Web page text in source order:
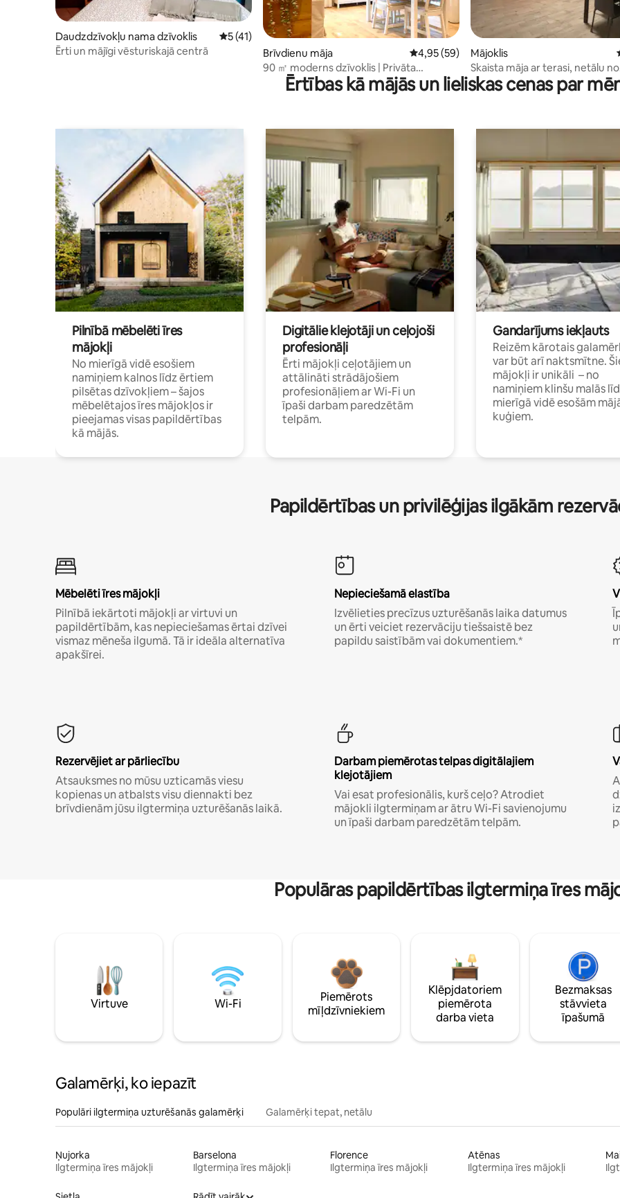
Daudzdzīvokļu nama dzīvoklis Vidējais vērtējums: 5 no 5, atsauksmju skaits: 41
5 (41)
Ērti un mājīgi vēsturiskajā centrā
Brīvdienu māja Vidējais vērtējums: 4,95 no 5, atsauksmju
4,95 (59)
90 ㎡ moderns dzīvoklis | Privāta
autostāvvieta | Parma un Modena
Mājoklis
Skaista māja ar terasi, netālu no
automaģistrāles
Ērtības kā mājās un lieliskas cenas par
Pilnībā mēbelēti īres
mājokļi
No mierīgā vidē esošiem
namiņiem kalnos līdz ērtiem
pilsētas dzīvokļiem – šajos
mēbelētajos īres mājokļos ir
pieejamas visas papildērtības
kā mājās.
Digitālie klejotāji un ceļojoši
profesionāļi
Ērti mājokļi ceļotājiem un
attālināti strādājošiem
profesionāļiem ar Wi-Fi un
īpaši darbam paredzētām
telpām.
Gandarījums iekļauts
Reizēm kārotais
var būt arī naktsmītne.
mājokļi ir unikāli – no
namiņiem klinšu malās
mierīgā vidē esošām
kuģiem.
Papildērtības un privilēģijas ilgākām
Mēbelēti īres mājokļi
Pilnībā iekārtoti mājokļi ar virtuvi un
papildērtībām, kas nepieciešamas ērtai dzīvei
vismaz mēneša ilgumā. Tā ir ideāla alternatīva
apakšīrei.
Nepieciešamā elastība
Izvēlieties precīzus uzturēšanās laika datumus
un ērti veiciet rezervāciju tiešsaistē bez
papildu saistībām vai dokumentiem.*
Rezervējiet ar pārliecību
Atsauksmes no mūsu uzticamās viesu
kopienas un atbalsts visu diennakti bez
brīvdienām jūsu ilgtermiņa uzturēšanās laikā.
Darbam piemērotas telpas digitālajiem
klejotājiem
Vai esat profesionālis, kurš ceļo? Atrodiet
mājokli ilgtermiņam ar ātru Wi-Fi savienojumu
un īpaši darbam paredzētām telpām.
Populāras papildērtības ilgtermiņa īres
Virtuve Wi-Fi
Piemērots
mīļdzīvniekiem
Klēpjdatoriem
piemērota
darba vieta
Bezmaksas
stāvvieta
īpašumā
Galamērķi, ko iepazīt
Populāri ilgtermiņa uzturēšanās galamērķi Galamērķi tepat, netālu
Ņujorka
Ilgtermiņa īres mājokļi
Barselona
Ilgtermiņa īres mājokļi
Florence
Ilgtermiņa īres mājokļi
Atēnas
Ilgtermiņa īres mājokļi